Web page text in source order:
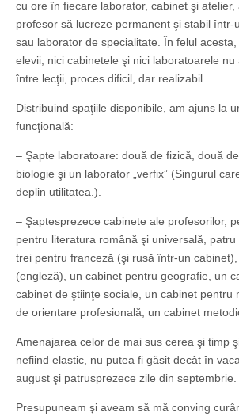
cu ore în fiecare laborator, cabinet şi atelier,
profesor să lucreze permanent şi stabil într-
sau laborator de specialitate. În felul
elevii, nici cabinetele şi nici laboratoarele nu
între lecţii, proces dificil, dar realizabil.
Distribuind spaţiile disponibile, am ajuns la
funcţională:
– Şapte laboratoare: două de fizică, două
biologie şi un laborator „verfix” (Singurul
deplin utilitatea.).
– Şaptesprezece cabinete ale profesorilor,
pentru literatura română şi universală,
trei pentru franceză (şi rusă într-un
(engleză), un cabinet pentru geografie, un
cabinet de ştiinţe sociale, un cabinet pentru
de orientare profesională, un cabinet
Amenajarea celor de mai sus cerea şi timp
nefiind elastic, nu putea fi găsit decât în
august şi patrusprezece zile din
Presupuneam şi aveam să mă conving